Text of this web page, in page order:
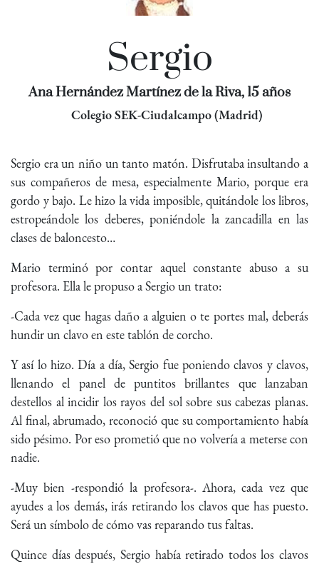
Sergio
Ana Hernández Martínez de la Riva, 15 años
Colegio SEK-Ciudalcampo (Madrid)
Sergio era un niño un tanto matón. Disfrutaba insultando a
sus compañeros de mesa, especialmente Mario, porque era
gordo y bajo. Le hizo la vida imposible, quitándole los libros,
estropeándole los deberes, poniéndole la zancadilla en las
clases de baloncesto…
Mario terminó por contar aquel constante abuso a su
profesora. Ella le propuso a Sergio un trato:
-Cada vez que hagas daño a alguien o te portes mal, deberás
hundir un clavo en este tablón de corcho.
Y así lo hizo. Día a día, Sergio fue poniendo clavos y clavos,
llenando el panel de puntitos brillantes que lanzaban
destellos al incidir los rayos del sol sobre sus cabezas planas.
Al final, abrumado, reconoció que su comportamiento había
sido pésimo. Por eso prometió que no volvería a meterse con
nadie.
-Muy bien -respondió la profesora-. Ahora, cada vez que
ayudes a los demás, irás retirando los clavos que has puesto.
Será un símbolo de cómo vas reparando tus faltas.
Quince días después, Sergio había retirado todos los clavos